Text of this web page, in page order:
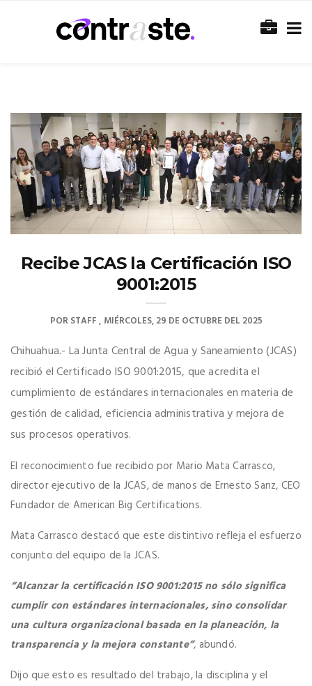
Recibe JCAS la Certificación ISO
9001:2015
PORSTAFF MIÉRCOLES, 29 DE OCTUBRE DEL 2025
Chihuahua.- La Junta Central de Agua y Saneamiento (JCAS)
recibió el Certificado ISO 9001:2015, que acredita el
cumplimiento de estándares internacionales en materia de
gestión de calidad, eficiencia administrativa y mejora de
sus procesos operativos.
El reconocimiento fue recibido por Mario Mata Carrasco,
director ejecutivo de la JCAS, de manos de Ernesto Sanz, CEO
Fundador de American Big Certifications.
Mata Carrasco destacó que este distintivo refleja el esfuerzo
conjunto del equipo de la JCAS.
“Alcanzar la certificación ISO 9001:2015 no sólo significa
cumplir con estándares internacionales, sino consolidar
una cultura organizacional basada en la planeación, la
transparencia y la mejora constante”, abundó.
Dijo que esto es resultado del trabajo, la disciplina y el